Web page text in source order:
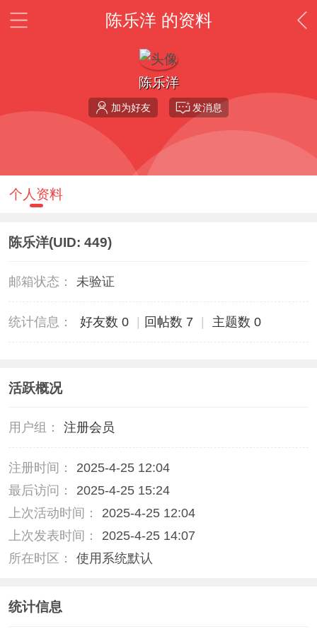
陈乐洋 的资料
陈乐洋
加为好友 发消息
个人资料
陈乐洋(UID: 449)
邮箱状态： 未验证
统计信息： 好友数 0 回帖数 7 主题数 0
活跃概况
用户组： 注册会员
注册时间：
2025-4-25 12:04
最后访问：
2025-4-25 15:24
上次活动时间：
2025-4-25 12:04
上次发表时间：
2025-4-25 14:07
所在时区：
使用系统默认
统计信息